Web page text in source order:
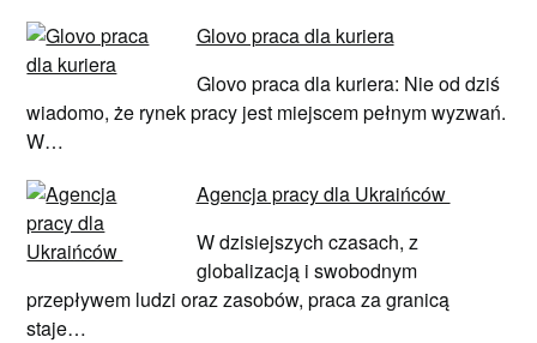
Glovo praca dla kuriera
Glovo praca dla kuriera: Nie od dziś
wiadomo, że rynek pracy jest miejscem pełnym wyzwań.
W…
Agencja pracy dla Ukraińców
W dzisiejszych czasach, z
globalizacją i swobodnym
przepływem ludzi oraz zasobów, praca za granicą
staje…